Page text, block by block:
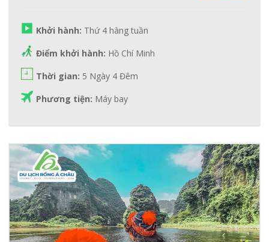
Khởi hành: Thứ 4 hàng tuần
Điểm khởi hành: Hồ Chí Minh
Thời gian: 5 Ngày 4 Đêm
Phương tiện: Máy bay